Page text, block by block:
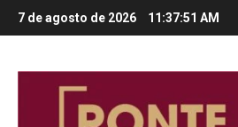
Saltar
al
7 de agosto de 2026 11:37:52 AM